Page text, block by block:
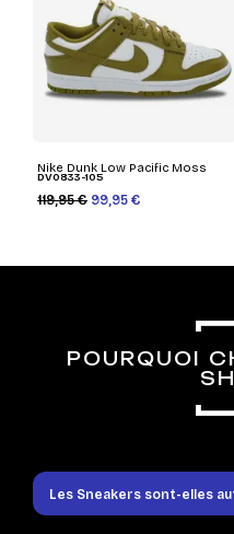
Nike Dunk Low Pacific Moss
DV0833-105
119,95 € 99,95 €
POURQUOI
Les Sneakers sont-elles